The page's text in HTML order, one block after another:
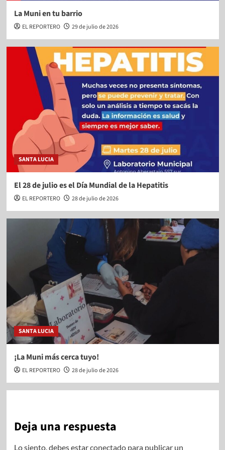
La Muni en tu barrio
EL REPORTERO 29 de julio de 2026
SANTA LUCIA
El 28 de julio es el Día Mundial de la Hepatitis
EL REPORTERO 28 de julio de 2026
SANTA LUCIA
¡La Muni más cerca tuyo!
EL REPORTERO 28 de julio de 2026
Deja una respuesta
Lo siento, debes estarconectadopara publicar un